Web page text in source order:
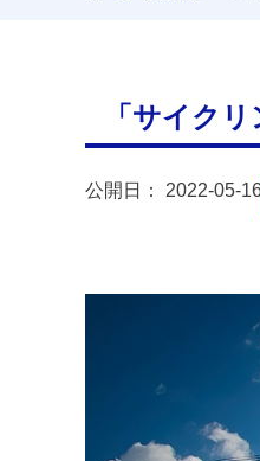
「サイク
公開日： 2022-05-